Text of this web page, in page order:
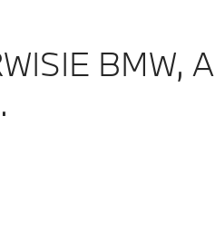
BMW, A